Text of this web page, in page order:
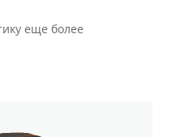
еще более